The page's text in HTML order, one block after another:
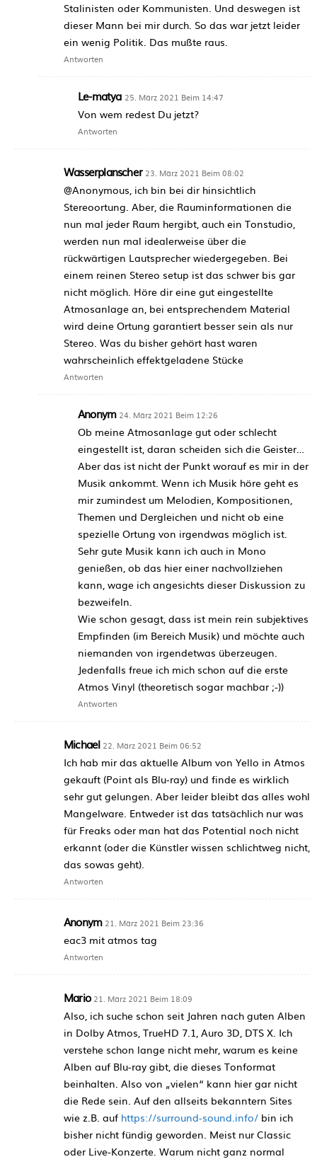
Stalinisten oder Kommunisten. Und deswegen ist
dieser Mann bei mir durch. So das war jetzt leider
ein wenig Politik. Das mußte raus.
Antworten
Le-matya 25. März 2021 Beim 14:47
Von wem redest Du jetzt?
Antworten
Wasserplanscher 23. März 2021 Beim 08:02
@Anonymous, ich bin bei dir hinsichtlich
Stereoortung. Aber, die Rauminformationen die
nun mal jeder Raum hergibt, auch ein Tonstudio,
werden nun mal idealerweise über die
rückwärtigen Lautsprecher wiedergegeben. Bei
einem reinen Stereo setup ist das schwer bis gar
nicht möglich. Höre dir eine gut eingestellte
Atmosanlage an, bei entsprechendem Material
wird deine Ortung garantiert besser sein als nur
Stereo. Was du bisher gehört hast waren
wahrscheinlich effektgeladene Stücke
Antworten
Anonym 24. März 2021 Beim 12:26
Ob meine Atmosanlage gut oder schlecht
eingestellt ist, daran scheiden sich die Geister…
Aber das ist nicht der Punkt worauf es mir in der
Musik ankommt. Wenn ich Musik höre geht es
mir zumindest um Melodien, Kompositionen,
Themen und Dergleichen und nicht ob eine
spezielle Ortung von irgendwas möglich ist.
Sehr gute Musik kann ich auch in Mono
genießen, ob das hier einer nachvollziehen
kann, wage ich angesichts dieser Diskussion zu
bezweifeln.
Wie schon gesagt, dass ist mein rein subjektives
Empfinden (im Bereich Musik) und möchte auch
niemanden von irgendetwas überzeugen.
Jedenfalls freue ich mich schon auf die erste
Atmos Vinyl (theoretisch sogar machbar ;-))
Antworten
Michael 22. März 2021 Beim 06:52
Ich hab mir das aktuelle Album von Yello in Atmos
gekauft (Point als Blu-ray) und finde es wirklich
sehr gut gelungen. Aber leider bleibt das alles wohl
Mangelware. Entweder ist das tatsächlich nur was
für Freaks oder man hat das Potential noch nicht
erkannt (oder die Künstler wissen schlichtweg nicht,
das sowas geht).
Antworten
Anonym 21. März 2021 Beim 23:36
eac3 mit atmos tag
Antworten
Mario 21. März 2021 Beim 18:09
Also, ich suche schon seit Jahren nach guten Alben
in Dolby Atmos, TrueHD 7.1, Auro 3D, DTS X. Ich
verstehe schon lange nicht mehr, warum es keine
Alben auf Blu-ray gibt, die dieses Tonformat
beinhalten. Also von „vielen“ kann hier gar nicht
die Rede sein. Auf den allseits bekanntern Sites
wie z.B. auf https://surround-sound.info/ bin ich
bisher nicht fündig geworden. Meist nur Classic
oder Live-Konzerte. Warum nicht ganz normal